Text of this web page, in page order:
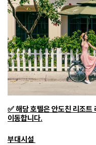
✅ 해당 호텔은 안도친 리조
이동합니다.
부대시설